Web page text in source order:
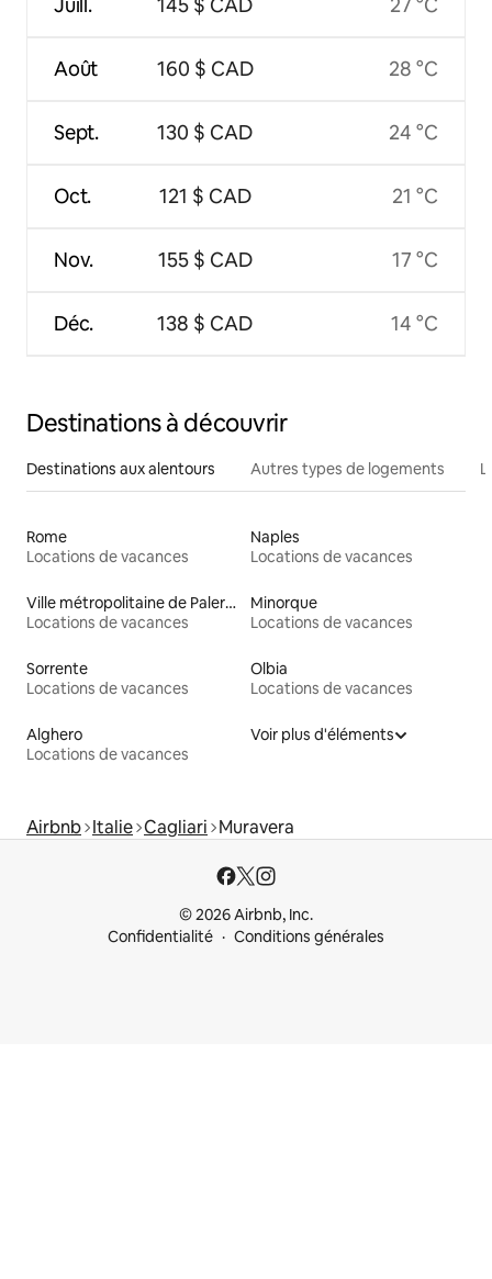
Juill.
Août
Sept.
Oct.
Nov.
Déc.
145 $ CAD
160 $ CAD
130 $ CAD
121 $ CAD
155 $ CAD
138 $ CAD
27 °C
28 °C
24 °C
21 °C
17 °C
14 °C
Destinations à découvrir
Destinations aux alentours Autres types de logements
Rome
Locations de vacances
Naples
Locations de vacances
Ville métropolitaine de Palerme
Locations de vacances
Minorque
Locations de vacances
Sorrente
Locations de vacances
Olbia
Locations de vacances
Alghero
Locations de vacances
Voir plus d'éléments
Airbnb Italie Cagliari Muravera
© 2026 Airbnb, Inc.
Confidentialité
Conditions générales